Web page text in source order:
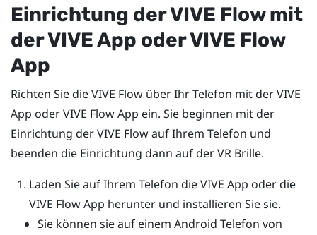
Einrichtung derVIVE Flowmit
derVIVE App oderVIVE Flow
App
Richten Sie dieVIVE Flow über Ihr Telefon mit derVIVE
App oderVIVE FlowApp ein. Sie beginnen mit der
Einrichtung derVIVE Flowauf Ihrem Telefon und
beenden die Einrichtung dann auf der VR Brille.
Laden Sie auf Ihrem Telefon dieVIVE App oder die
VIVE FlowApp herunter und installieren Sie sie.
Sie können sie auf einemAndroid Telefon von